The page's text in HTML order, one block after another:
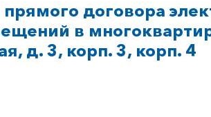
договора
в
д. 3, корп. 3, корп. 4